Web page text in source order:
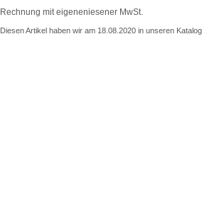
Rechnung mit eigeneniesener MwSt.
Diesen Artikel haben wir am 18.08.2020 in unseren